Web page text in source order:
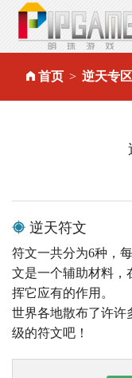
首页 逆天专区
逆天符文
符文一共分为6种，
文是一个辅助材料，
挥它应有的作用。
世界各地散布了许许
级的符文吧！